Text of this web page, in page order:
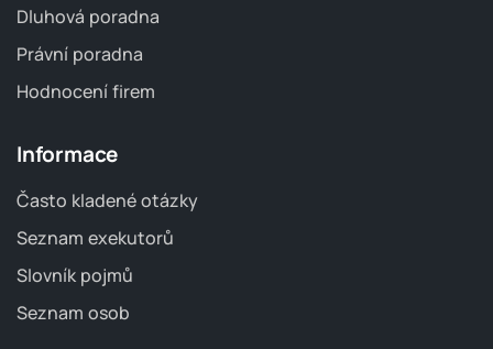
Dluhová poradna
Právní poradna
Hodnocení firem
Informace
Často kladené otázky
Seznam exekutorů
Slovník pojmů
Seznam osob